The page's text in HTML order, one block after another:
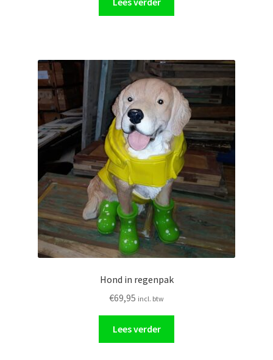
Hond in regenpak
€69,95 incl. btw
Lees verder